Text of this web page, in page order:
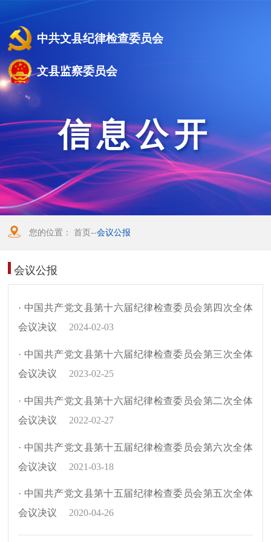
中共文县纪律检查委员会
文县监察委员会
信息公开
您的位置：首页--会议公报
会议公报
· 中国共产党文县第十六届纪律检查委员会第四次全体
会议决议
2024-02-03
· 中国共产党文县第十六届纪律检查委员会第三次全体
会议决议
2023-02-25
· 中国共产党文县第十六届纪律检查委员会第二次全体
会议决议
2022-02-27
· 中国共产党文县第十五届纪律检查委员会第六次全体
会议决议
2021-03-18
· 中国共产党文县第十五届纪律检查委员会第五次全体
会议决议
2020-04-26